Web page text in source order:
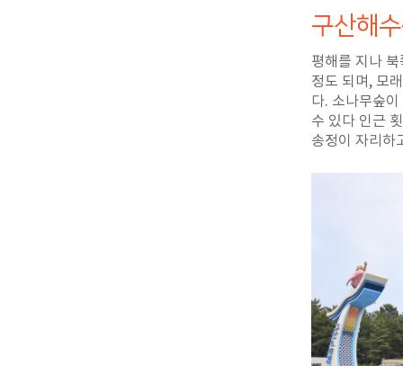
구산해
평해를 지나
정도 되며, 모
다. 소나무숲
수 있다 인근
송정이 자리하